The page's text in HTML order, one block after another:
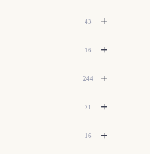
+
43
+
16
+
244
+
71
+
16